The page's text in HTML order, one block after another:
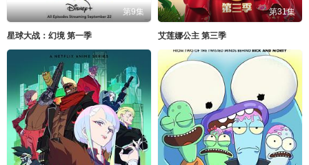
第9集
星球大战：幻境 第一季
第31集
艾莲娜公主 第三季